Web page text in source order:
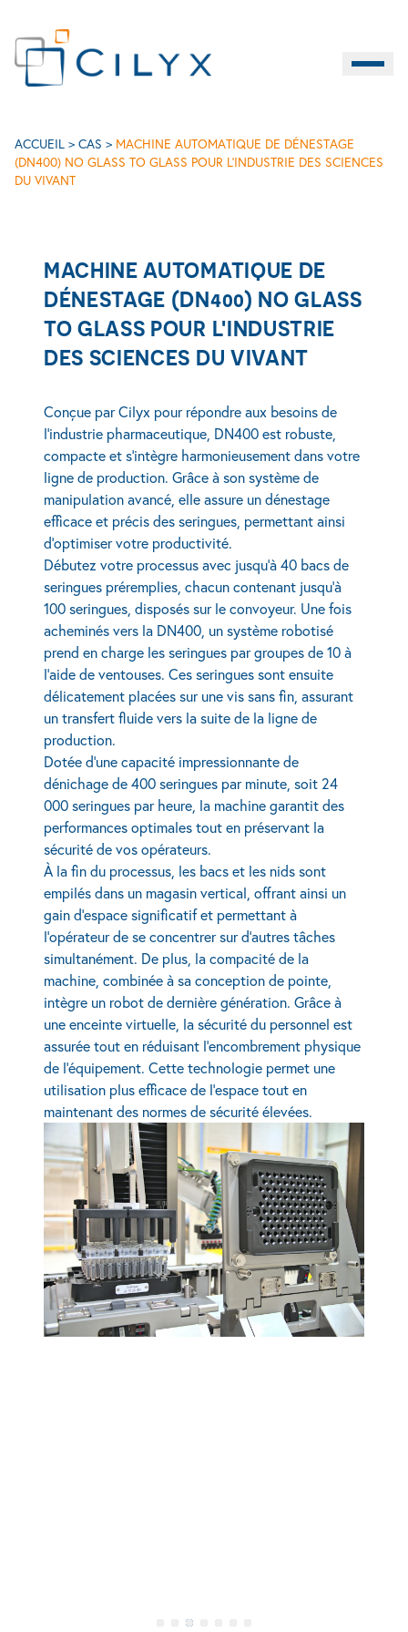
SCIENCES DU VIVANT INDUSTRIE SERVICES
Burger
CARACTÉRISTIQUES
ACCUEIL > CAS > MACHINE AUTOMATIQUE DE DÉNESTAGE
(DN400) NO GLASS TO GLASS POUR L’INDUSTRIE DES SCIENCES
DU VIVANT
MACHINE AUTOMATIQUE DE
DÉNESTAGE (DN400) NO GLASS
TO GLASS POUR L'INDUSTRIE
DES SCIENCES DU VIVANT
Conçue par Cilyx pour répondre aux besoins de
l’industrie pharmaceutique, DN400 est robuste,
compacte et s’intègre harmonieusement dans votre
ligne de production. Grâce à son système de
manipulation avancé, elle assure un dénestage
efficace et précis des seringues, permettant ainsi
d’optimiser votre productivité.
Débutez votre processus avec jusqu’à 40 bacs de
seringues préremplies, chacun contenant jusqu’à
100 seringues, disposés sur le convoyeur. Une fois
acheminés vers la DN400, un système robotisé
prend en charge les seringues par groupes de 10 à
l’aide de ventouses. Ces seringues sont ensuite
délicatement placées sur une vis sans fin, assurant
un transfert fluide vers la suite de la ligne de
production.
Dotée d’une capacité impressionnante de
dénichage de 400 seringues par minute, soit 24
000 seringues par heure, la machine garantit des
performances optimales tout en préservant la
sécurité de vos opérateurs.
À la fin du processus, les bacs et les nids sont
empilés dans un magasin vertical, offrant ainsi un
gain d’espace significatif et permettant à
l’opérateur de se concentrer sur d’autres tâches
simultanément. De plus, la compacité de la
machine, combinée à sa conception de pointe,
intègre un robot de dernière génération. Grâce à
une enceinte virtuelle, la sécurité du personnel est
assurée tout en réduisant l’encombrement physique
de l’équipement. Cette technologie permet une
utilisation plus efficace de l’espace tout en
maintenant des normes de sécurité élevées.